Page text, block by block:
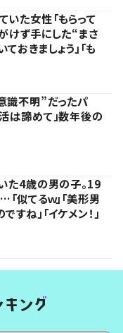
た女性「もらって
けず手にした“まさ
おきましょう」「も
識不明”だったパ
は諦めて」数年後の
た4歳の男の子。19
似てるｗ」「美形男
ね」「イケメン！」